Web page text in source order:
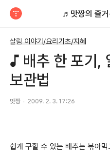
♬맛짱의 즐
살림 이야기/요리기초/지혜
♪ 배추 한 포기,
보관법
맛짱 2009. 2. 3. 17:26
쉽게 구할 수 있는 배추는 볶아